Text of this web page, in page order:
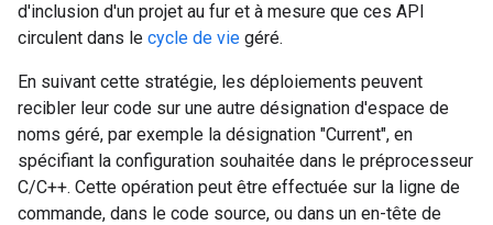
d'inclusion d'un projet au fur et à mesure que ces API
circulent dans le cycle de vie géré.
En suivant cette stratégie, les déploiements peuvent
recibler leur code sur une autre désignation d'espace de
noms géré, par exemple la désignation "Current", en
spécifiant la configuration souhaitée dans le préprocesseur
C/C++. Cette opération peut être effectuée sur la ligne de
commande, dans le code source, ou dans un en-tête de